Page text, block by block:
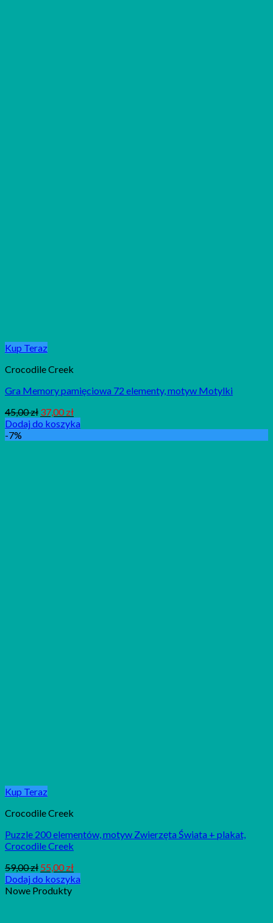
Kup Teraz
Crocodile Creek
Gra Memory pamięciowa 72 elementy, motyw Motylki
45,00zł 37,00zł
Dodaj do koszyka
-7%
Kup Teraz
Crocodile Creek
Puzzle 200 elementów, motyw Zwierzęta Świata + plakat,
Crocodile Creek
59,00zł 55,00zł
Dodaj do koszyka
Nowe Produkty